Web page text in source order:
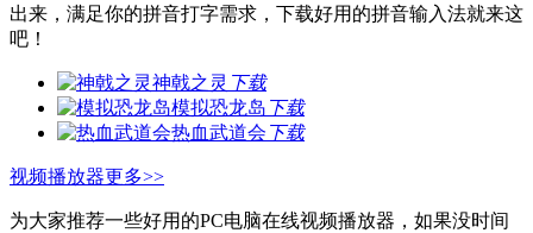
出来，满足你的拼音打字需求，下载好用的拼音输入法就来这
吧！
神戟之灵 下载
模拟恐龙岛 下载
热血武道会 下载
视频播放器更多>>
为大家推荐一些好用的PC电脑在线视频播放器，如果没时间